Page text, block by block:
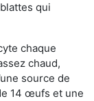
qui
chaque
chaud,
source de
14 œufs et une